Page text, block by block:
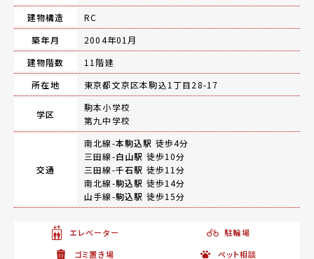
建物構造
RC
築年月
2004年01月
建物階数
11階建
所在地
東京都文京区本駒込1丁目28-17
学区
駒本小学校
第九中学校
交通
南北線-本駒込駅 徒歩4分
三田線-白山駅 徒歩10分
三田線-千石駅 徒歩11分
南北線-駒込駅 徒歩14分
山手線-駒込駅 徒歩15分
エレベーター
駐輪場
ゴミ置き場
ペット相談